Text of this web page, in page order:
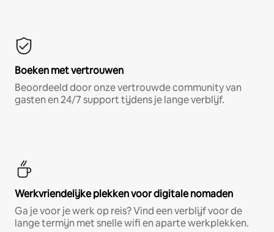
Boeken met vertrouwen
Beoordeeld door onze vertrouwde community van
gasten en 24/7 support tijdens je lange verblijf.
Werkvriendelijke plekken voor digitale nomaden
Ga je voor je werk op reis? Vind een verblijf voor de
lange termijn met snelle wifi en aparte werkplekken.